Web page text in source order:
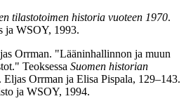
tilastotoimen historia vuoteen 1970.
ja WSOY, 1993.
Orrman. "Lääninhallinnon ja muun
Teoksessa Suomen historian
Eljas Orrman ja Elisa Pispala, 129–143.
ja WSOY, 1994.